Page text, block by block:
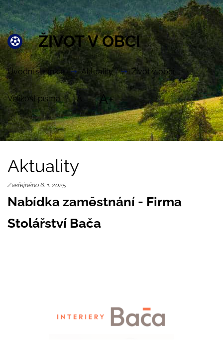
ŽIVOT V OBCI
Úvodní stránka Aktuality Život v obci
Velikost písma: A A+
Aktuality
Zveřejněno 6. 1. 2025
Nabídka zaměstnání - Firma
Stolářství Bača